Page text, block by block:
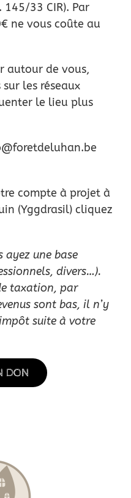
33 CIR). Par
ne vous coûte au
autour de vous,
les réseaux
le lieu plus
compte à projet à
(Yggdrasil) cliquez
ayez une base
divers…).
taxation, par
sont bas, il n’y
suite à votre
DON